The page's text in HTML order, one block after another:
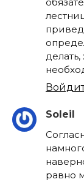
Soleil
равно